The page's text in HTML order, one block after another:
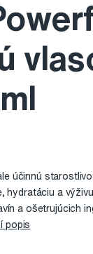
účinnú
hydratáciu a
a ošetrujúcich
popis